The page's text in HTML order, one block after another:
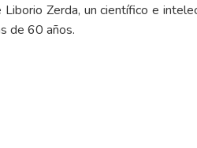
Zerda, un científico e
de 60 años.